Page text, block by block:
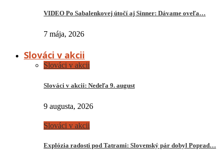
VIDEO Po Sabalenkovej útočí aj Sinner: Dávame oveľa…
7 mája, 2026
Slováci v akcii
Slováci v akcii
Slováci v akcii: Nedeľa 9. august
9 augusta, 2026
Slováci v akcii
Explózia radosti pod Tatrami: Slovenský pár dobyl Poprad…